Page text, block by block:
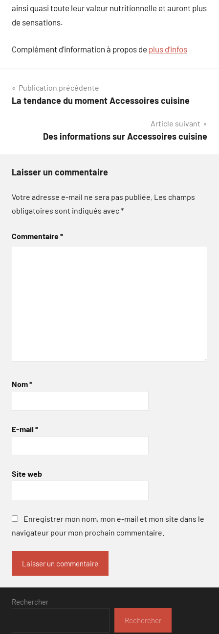
ainsi quasi toute leur valeur nutritionnelle et auront plus
de sensations.
Complément d’information à propos de plus d’infos
Navigation
de
Publication précédente
La tendance du moment Accessoires cuisine
Article suivant
Des informations sur Accessoires cuisine
Laisser un commentaire
Votre adresse e-mail ne sera pas publiée. Les champs
obligatoires sont indiqués avec*
Commentaire*
Nom*
E-mail *
Site web
Enregistrer mon nom, mon e-mail et mon site dans le
navigateur pour mon prochain commentaire.
Rechercher
Rechercher